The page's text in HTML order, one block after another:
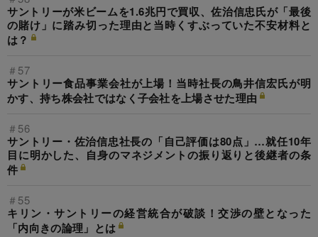
サントリーが米ビームを1.6兆円で買収、佐治信忠氏が「最後
の賭け」に踏み切った理由と当時くすぶっていた不安材料と
は？
＃57
サントリー食品事業会社が上場！当時社長の鳥井信宏氏が明
かす、持ち株会社ではなく子会社を上場させた理由
＃56
サントリー・佐治信忠社長の「自己評価は80点」…就任10年
目に明かした、自身のマネジメントの振り返りと後継者の条
件
＃55
キリン・サントリーの経営統合が破談！交渉の壁となった
「内向きの論理」とは